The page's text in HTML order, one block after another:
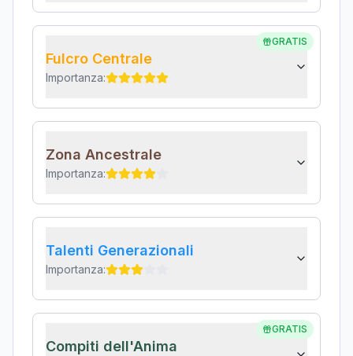
GRATIS
Fulcro Centrale
Importanza:
Zona Ancestrale
Importanza:
Talenti Generazionali
Importanza:
GRATIS
Compiti dell'Anima